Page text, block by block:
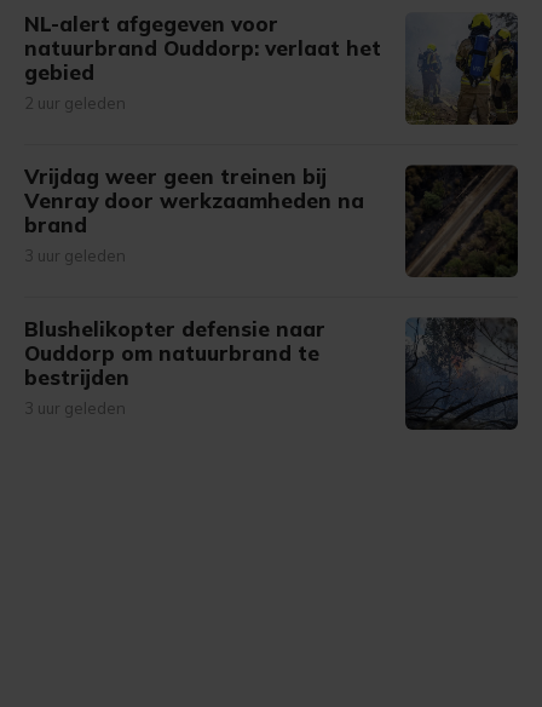
NL-alert afgegeven voor
natuurbrand Ouddorp: verlaat het
gebied
2 uur geleden
Vrijdag weer geen treinen bij
Venray door werkzaamheden na
brand
3 uur geleden
Blushelikopter defensie naar
Ouddorp om natuurbrand te
bestrijden
3 uur geleden